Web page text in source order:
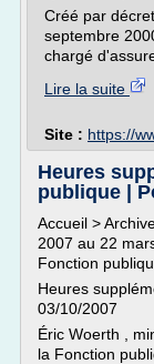
Créé par
septembre
chargé
Lire la suite
Site : https://
Heures
publique |
Accueil >
2007 au 22
Fonction
Heures
03/10/2007
Éric Woerth ,
la Fonction